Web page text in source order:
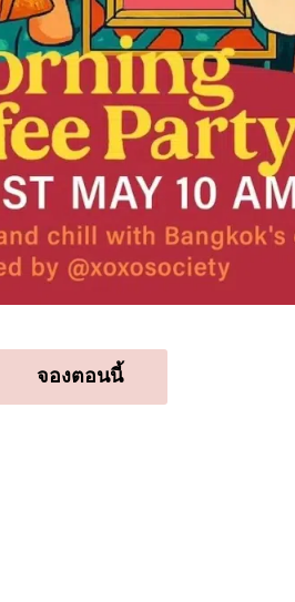
จองตอนนี้